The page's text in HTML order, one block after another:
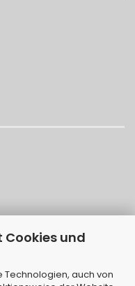
Cookies und
auch von